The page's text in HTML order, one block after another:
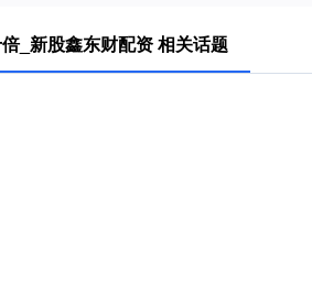
_新股鑫东财配资 相关话题